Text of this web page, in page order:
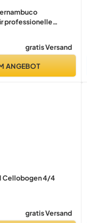
professionelle
kraftvoller Klang,
Art.-Nr. 430C
gratis Versand
ANGEBOT
Cellobogen 4/4
gratis Versand